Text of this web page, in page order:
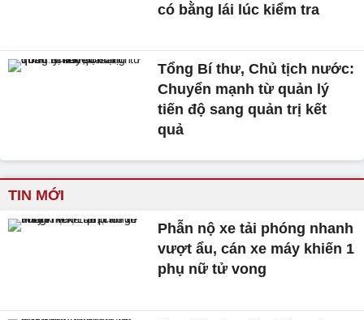
có bằng lái lúc kiểm tra
Tổng Bí thư, Chủ tịch nước:
Chuyển mạnh từ quản lý
tiến độ sang quản trị kết
quả
TIN MỚI
Phẫn nộ xe tải phóng nhanh
vượt ẩu, cán xe máy khiến 1
phụ nữ tử vong